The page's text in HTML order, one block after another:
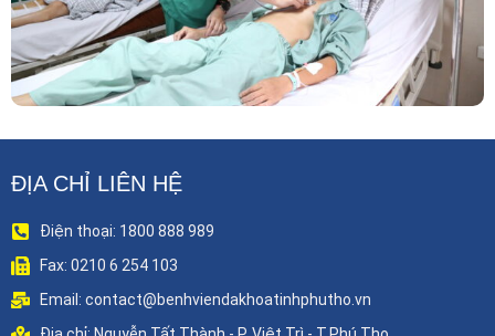
ĐỊA CHỈ LIÊN HỆ
Điện thoại: 1800 888 989
Fax: 0210 6 254 103
Email: contact@benhviendakhoatinhphutho.vn